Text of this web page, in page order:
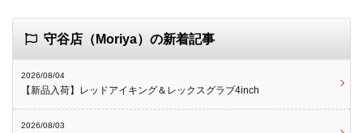
守谷店（Moriya）の新着記事
2026/08/04
【新品入荷】レッドアイキング＆レックスグラブ4inch
2026/08/03